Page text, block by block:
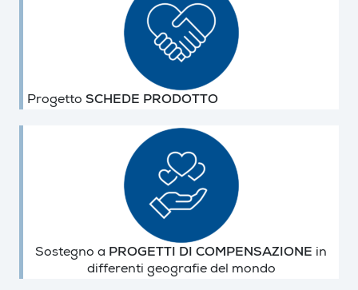
Progetto SCHEDE PRODOTTO
Sostegno a PROGETTI DI COMPENSAZIONE in
differenti geografie del mondo